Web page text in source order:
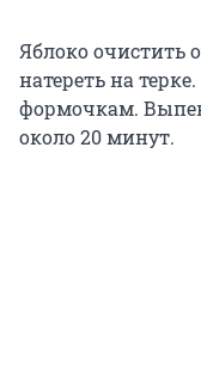
Яблоко очистить
натереть на
формочкам.
около 20 минут.